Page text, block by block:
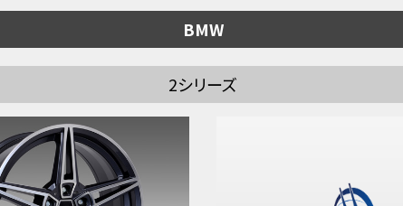
BMW
2シリーズ